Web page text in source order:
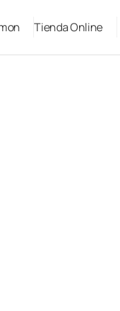
Tienda Online